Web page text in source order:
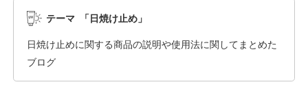
詳細を見る
ジャンル その他
10,800円
テーマ 「日焼け止め」
日焼け止めに関する商品の説明や使用法に関してまとめた
ブログ